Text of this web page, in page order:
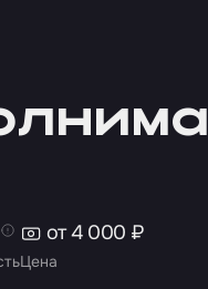
Цена
от 4 000 ₽